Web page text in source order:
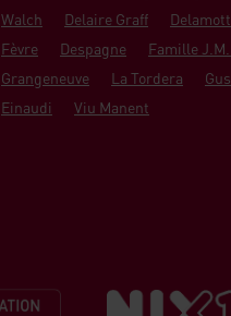
Walch
Delaire Graff
Fèvre
Despagne Famille J.M.
Grangeneuve
La Tordera
Einaudi
Viu Manent